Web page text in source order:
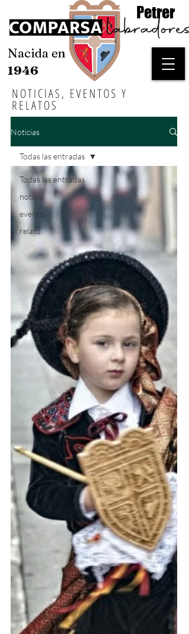
Petrer
Nacida en
1946
NOTICIAS, EVENTOS Y
RELATOS
Noticias
Todas las entradas
noticia
evento
relato
Todas las entradas